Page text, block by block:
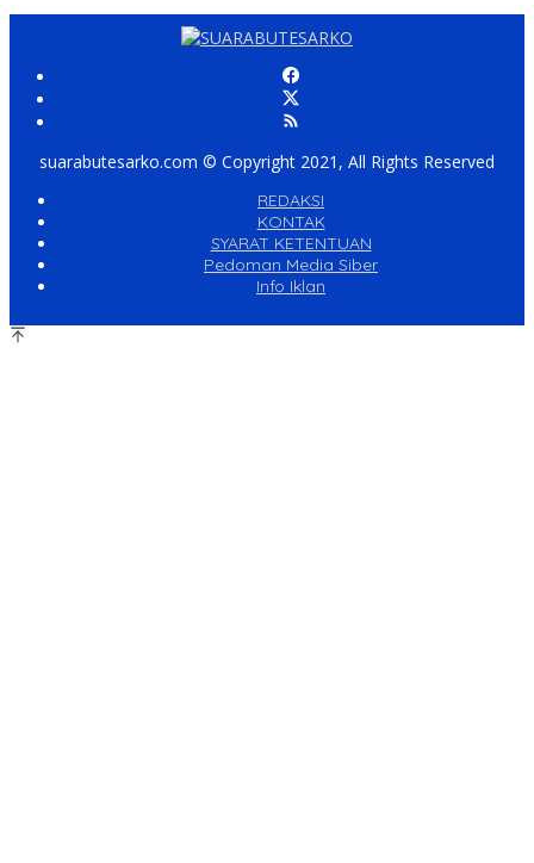
suarabutesarko.com © Copyright 2021, All Rights Reserved
REDAKSI
KONTAK
SYARAT KETENTUAN
Pedoman Media Siber
Info Iklan